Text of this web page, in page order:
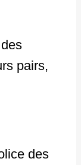
pairs,
des